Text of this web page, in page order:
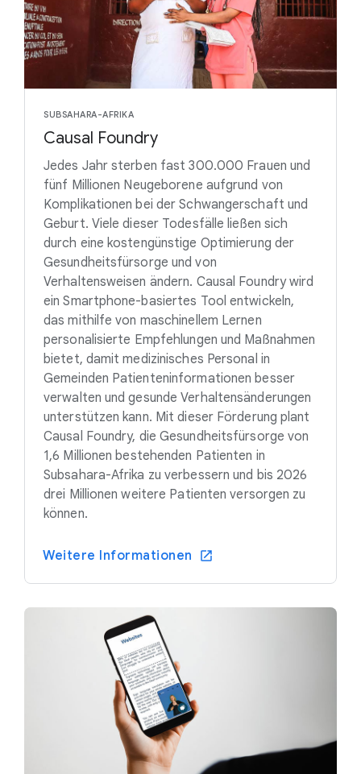
SUBSAHARA-AFRIKA
Causal Foundry
Jedes Jahr sterben fast 300.000 Frauen und
fünf Millionen Neugeborene aufgrund von
Komplikationen bei der Schwangerschaft und
Geburt. Viele dieser Todesfälle ließen sich
durch eine kostengünstige Optimierung der
Gesundheitsfürsorge und von
Verhaltensweisen ändern. Causal Foundry wird
ein Smartphone-basiertes Tool entwickeln,
das mithilfe von maschinellem Lernen
personalisierte Empfehlungen und Maßnahmen
bietet, damit medizinisches Personal in
Gemeinden Patienteninformationen besser
verwalten und gesunde Verhaltensänderungen
unterstützen kann. Mit dieser Förderung plant
Causal Foundry, die Gesundheitsfürsorge von
1,6 Millionen bestehenden Patienten in
Subsahara-Afrika zu verbessern und bis 2026
drei Millionen weitere Patienten versorgen zu
können.
Weitere Informationen